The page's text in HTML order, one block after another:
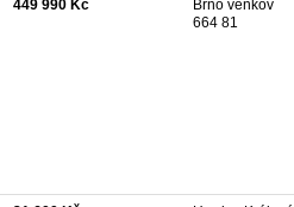
449 990 Kč
Brno venkov
664 81